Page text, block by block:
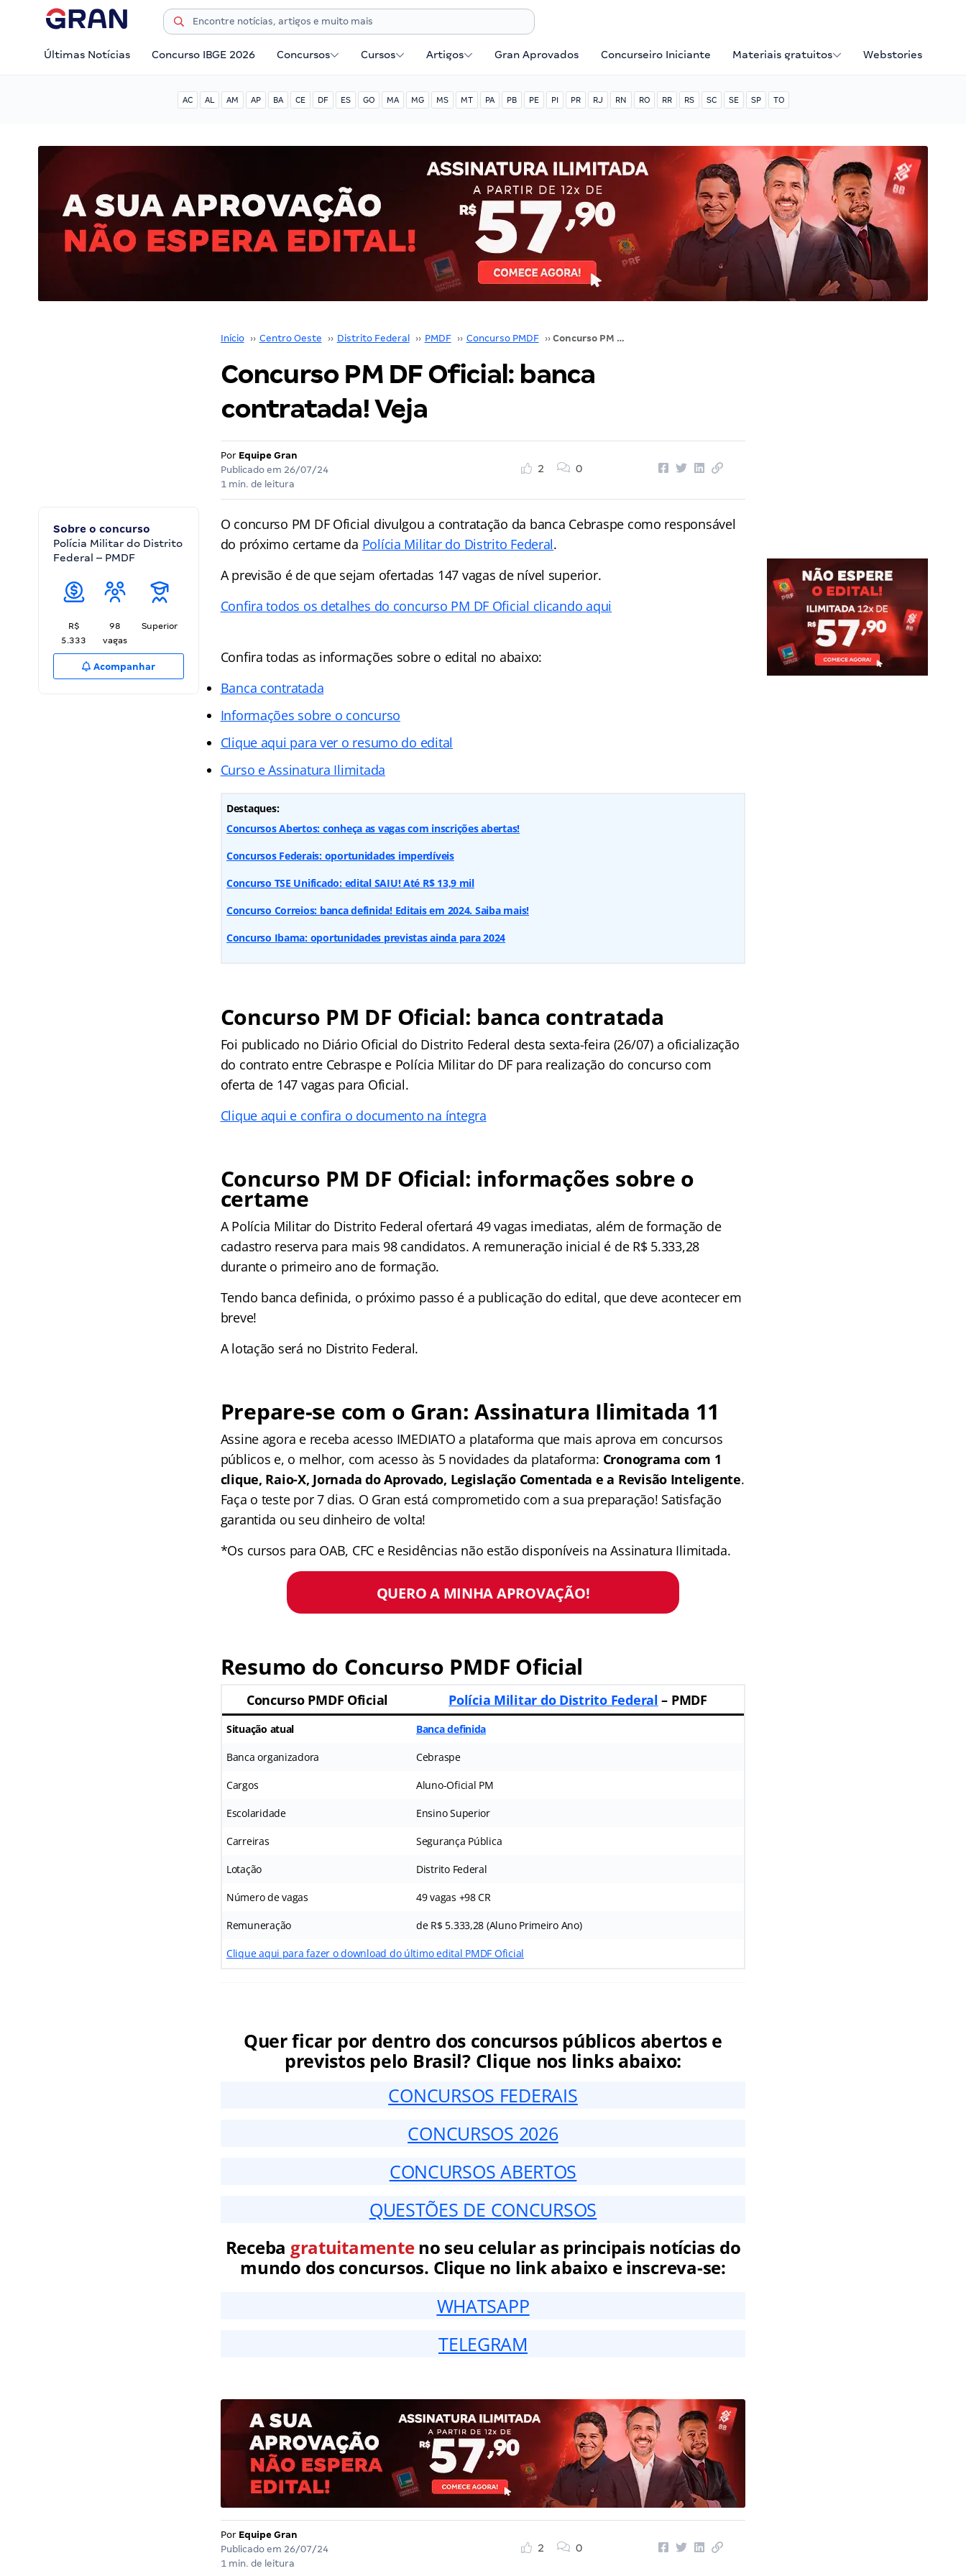
Últimas Notícias Concurso IBGE 2026 Concursos Cursos Artigos Gran Aprovados Concurseiro Iniciante Materiais gratuitos Webstories
AC AL AM AP BA CE DF ES GO MA MG MS MT PA PB PE PI PR RJ RN RO RR RS SC SE SP TO
Início ›› Centro Oeste ›› Distrito Federal ›› PMDF ›› Concurso PMDF ›› Concurso PM DF Oficial: banca contratada! Veja
Concurso PM DF Oficial: banca
contratada! Veja
Por Equipe Gran
Publicado em 26/07/24
1 min. de leitura
2 0
Sobre o concurso
Polícia Militar do Distrito
Federal – PMDF
R$
5.333
98
vagas
Superior
Acompanhar
O concurso PM DF Oficial divulgou a contratação da banca Cebraspe como responsável
do próximo certame da Polícia Militar do Distrito Federal.
A previsão é de que sejam ofertadas 147 vagas de nível superior.
Confira todos os detalhes do concurso PM DF Oficial clicando aqui
Confira todas as informações sobre o edital no abaixo:
Banca contratada
Informações sobre o concurso
Clique aqui para ver o resumo do edital
Curso e Assinatura Ilimitada
Destaques:
Concursos Abertos: conheça as vagas com inscrições abertas!
Concursos Federais: oportunidades imperdíveis
Concurso TSE Unificado: edital SAIU! Até R$ 13,9 mil
Concurso Correios: banca definida! Editais em 2024. Saiba mais!
Concurso Ibama: oportunidades previstas ainda para 2024
Concurso PM DF Oficial: banca contratada
Foi publicado no Diário Oficial do Distrito Federal desta sexta-feira (26/07) a oficialização
do contrato entre Cebraspe e Polícia Militar do DF para realização do concurso com
oferta de 147 vagas para Oficial.
Clique aqui e confira o documento na íntegra
Concurso PM DF Oficial: informações sobre o
certame
A Polícia Militar do Distrito Federal ofertará 49 vagas imediatas, além de formação de
cadastro reserva para mais 98 candidatos. A remuneração inicial é de R$ 5.333,28
durante o primeiro ano de formação.
Tendo banca definida, o próximo passo é a publicação do edital, que deve acontecer em
breve!
A lotação será no Distrito Federal.
Prepare-se com o Gran: Assinatura Ilimitada 11
Assine agora e receba acesso IMEDIATO a plataforma que mais aprova em concursos
públicos e, o melhor, com acesso às 5 novidades da plataforma: Cronograma com 1
clique, Raio-X, Jornada do Aprovado, Legislação Comentada e a Revisão Inteligente.
Faça o teste por 7 dias. O Gran está comprometido com a sua preparação! Satisfação
garantida ou seu dinheiro de volta!
*Os cursos para OAB, CFC e Residências não estão disponíveis na Assinatura Ilimitada.
QUERO A MINHA APROVAÇÃO!
Resumo do Concurso PMDF Oficial
Concurso PMDF Oficial Polícia Militar do Distrito Federal – PMDF
Situação atual Banca definida
Banca organizadora Cebraspe
Cargos Aluno-Oficial PM
Escolaridade Ensino Superior
Carreiras Segurança Pública
Lotação Distrito Federal
Número de vagas 49 vagas +98 CR
Remuneração de R$ 5.333,28 (Aluno Primeiro Ano)
Clique aqui para fazer o download do último edital PMDF Oficial
Quer ficar por dentro dos concursos públicos abertos e
previstos pelo Brasil? Clique nos links abaixo:
CONCURSOS FEDERAIS
CONCURSOS 2026
CONCURSOS ABERTOS
QUESTÕES DE CONCURSOS
Receba gratuitamenteno seu celular as principais notícias do
mundo dos concursos. Clique no link abaixo e inscreva-se:
WHATSAPP
TELEGRAM
Por Equipe Gran
Publicado em 26/07/24
1 min. de leitura
2 0